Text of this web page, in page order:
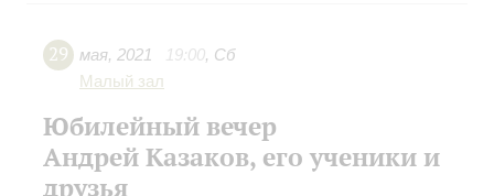
29 мая, 2021 19:00, Сб
Малый зал
Юбилейный вечер
Андрей Казаков, его ученики и
друзья